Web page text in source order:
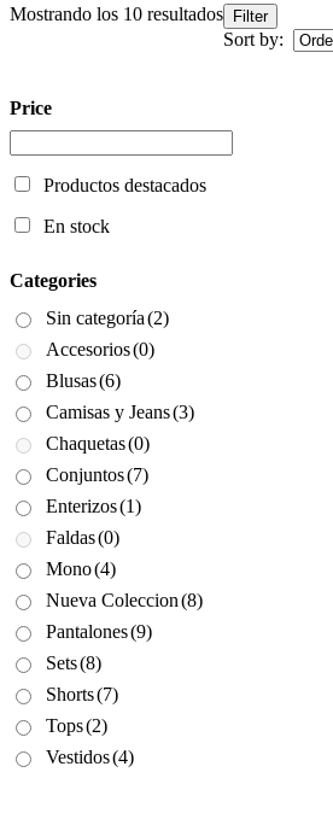
Mostrando los 10 resultadosOrdenado
por
Filter
Sort by:
Price
Productos destacados
En stock
Categories
Sin categoría(2)
Accesorios(0)
Blusas(6)
Camisas y Jeans(3)
Chaquetas(0)
Conjuntos(7)
Enterizos(1)
Faldas(0)
Mono(4)
Nueva Coleccion(8)
Pantalones(9)
Sets(8)
Shorts(7)
Tops(2)
Vestidos(4)